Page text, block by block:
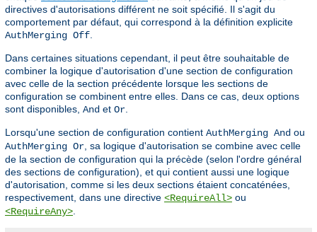
directives d'autorisations différent ne soit spécifié. Il s'agit du
comportement par défaut, qui correspond à la définition explicite
AuthMerging Off
Dans certaines situations cependant, il peut être souhaitable de
combiner la logique d'autorisation d'une section de configuration
avec celle de la section précédente lorsque les sections de
configuration se combinent entre elles. Dans ce cas, deux options
sont disponibles, And et Or
Lorsqu'une section de configuration contient AuthMerging And ou
AuthMerging Or , sa logique d'autorisation se combine avec celle
de la section de configuration qui la précède (selon l'ordre général
des sections de configuration), et qui contient aussi une logique
d'autorisation, comme si les deux sections étaient concaténées,
respectivement, dans une directive <RequireAll> ou
<RequireAny>